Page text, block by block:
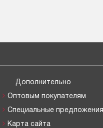
Дополнительно
Оптовым покупателям
Специальные предложения
Карта сайта